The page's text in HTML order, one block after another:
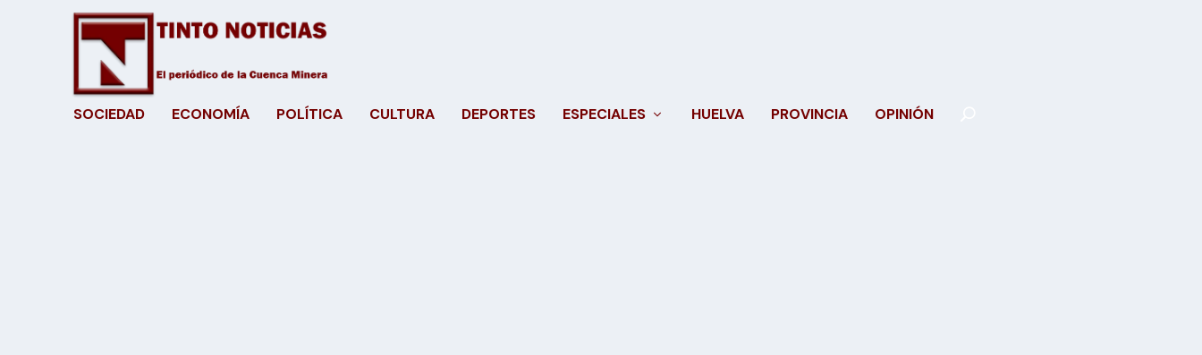
SOCIEDAD ECONOMÍA POLÍTICA CULTURA DEPORTES ESPECIALES HUELVA PROVINCIA OPINIÓN